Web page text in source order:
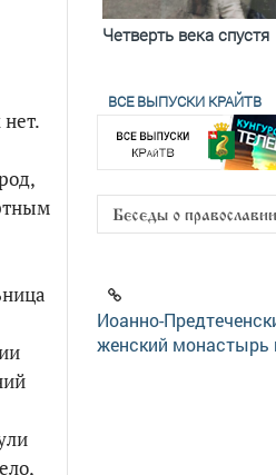
Четверть века спустя
ВСЕ ВЫПУСКИ КРАЙТВ
Иоанно-
женский монастырь